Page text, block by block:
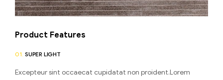
Product Features
01. SUPER LIGHT
Excepteur sint occaecat cupidatat non proident.Lorem